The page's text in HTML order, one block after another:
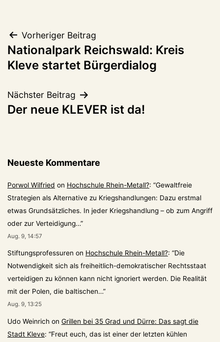
Beitragsnavigation
Vorheriger Beitrag
Nationalpark Reichswald: Kreis
Kleve startet Bürgerdialog
Nächster Beitrag
Der neue KLEVER ist da!
Neueste Kommentare
Porwol Wilfried on Hochschule Rhein-Metall?: “Gewaltfreie
Strategien als Alternative zu Kriegshandlungen: Dazu erstmal
etwas Grundsätzliches. In jeder Kriegshandlung – ob zum Angriff
oder zur Verteidigung…”
Aug. 9, 14:57
Stiftungsprofessuren on Hochschule Rhein-Metall?: “Die
Notwendigkeit sich als freiheitlich-demokratischer Rechtsstaat
verteidigen zu können kann nicht ignoriert werden. Die Realität
mit der Polen, die baltischen…”
Aug. 9, 13:25
Udo Weinrich on Grillen bei 35 Grad und Dürre: Das sagt die
Stadt Kleve: “Freut euch, das ist einer der letzten kühlen